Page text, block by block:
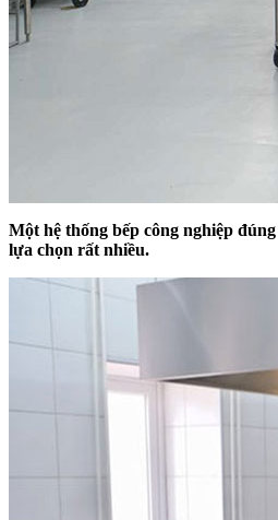
Một hệ thống bếp công nghiệp
lựa chọn rất nhiều.